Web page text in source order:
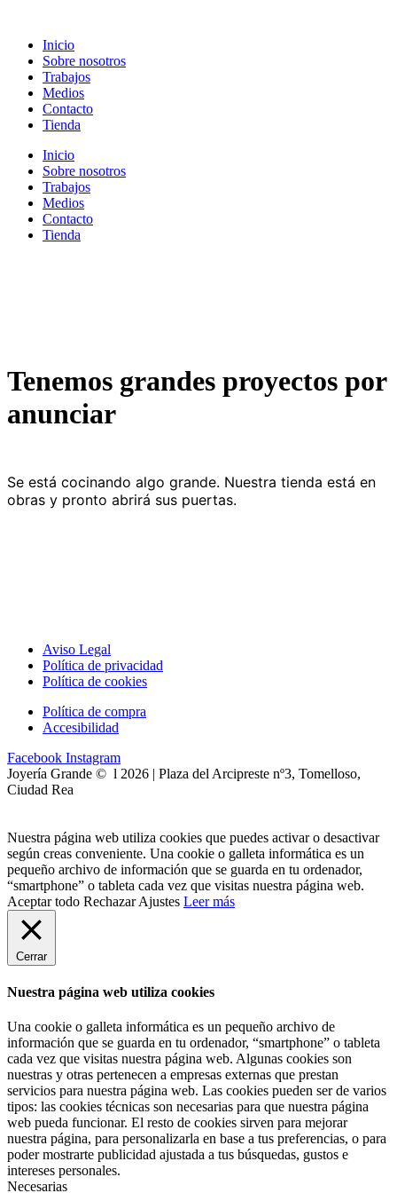
contenido
Inicio
Sobre nosotros
Trabajos
Medios
Contacto
Tienda
Inicio
Sobre nosotros
Trabajos
Medios
Contacto
Tienda
Tenemos grandes proyectos por
anunciar
Se está cocinando algo grande. Nuestra tienda está en
obras y pronto abrirá sus puertas.
Aviso Legal
Política de privacidad
Política de cookies
Política de compra
Accesibilidad
Facebook Instagram
Joyería Grande © l 2026 | Plaza del Arcipreste nº3, Tomelloso,
Ciudad Rea
Nuestra página web utiliza cookies que puedes activar o desactivar
según creas conveniente. Una cookie o galleta informática es un
pequeño archivo de información que se guarda en tu ordenador,
“smartphone” o tableta cada vez que visitas nuestra página web.
Aceptar todo Rechazar Ajustes Leer más
Cerrar
Nuestra página web utiliza cookies
Una cookie o galleta informática es un pequeño archivo de
información que se guarda en tu ordenador, “smartphone” o tableta
cada vez que visitas nuestra página web. Algunas cookies son
nuestras y otras pertenecen a empresas externas que prestan
servicios para nuestra página web. Las cookies pueden ser de varios
tipos: las cookies técnicas son necesarias para que nuestra página
web pueda funcionar. El resto de cookies sirven para mejorar
nuestra página, para personalizarla en base a tus preferencias, o para
poder mostrarte publicidad ajustada a tus búsquedas, gustos e
intereses personales.
Necesarias